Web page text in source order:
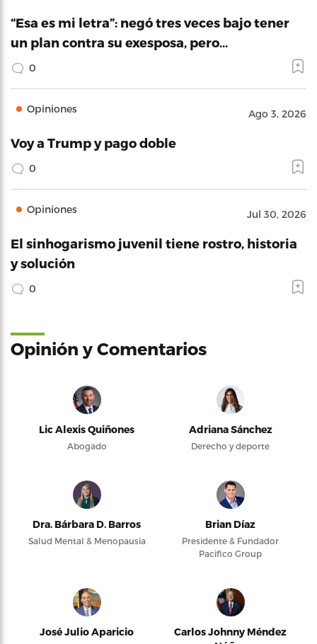
“Esa es mi letra”: negó tres veces bajo tener
un plan contra su exesposa, pero…
0
Opiniones Ago 3, 2026
Voy a Trump y pago doble
0
Opiniones Jul 30, 2026
El sinhogarismo juvenil tiene rostro, historia
y solución
0
Opinión y Comentarios
Lic Alexis Quiñones
Abogado
Adriana Sánchez
Derecho y deporte
Dra. Bárbara D. Barros
Salud Mental & Menopausia
Brian Díaz
Presidente & Fundador
Pacifico Group
José Julio Aparicio
Carlos Johnny Méndez